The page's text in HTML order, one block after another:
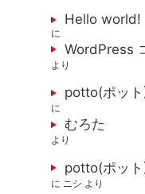
Hello world!
に
WordPress
より
potto(ポット
に
むろた
より
potto(ポット
に ニシ より